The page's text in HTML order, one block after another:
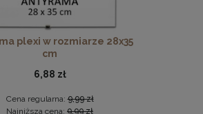
plexi w rozmiarze 28x35
cm
6,88 zł
Cena regularna:9,99 zł
Najniższa cena: 9,99 zł